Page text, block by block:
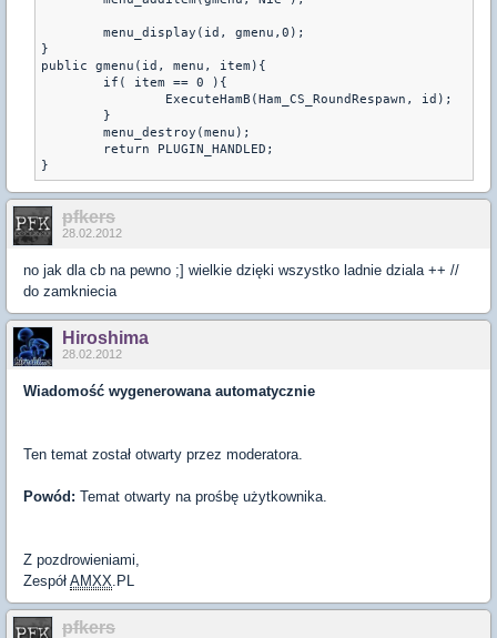
}
public gmenu(id, menu, item){
}
pfkers
28.02.2012
no jak dla cb na pewno ;] wielkie dzięki wszystko ladnie dziala ++ //
do zamkniecia
Hiroshima
28.02.2012
Wiadomość wygenerowana automatycznie
Ten temat został otwarty przez moderatora.
Powód: Temat otwarty na prośbę użytkownika.
Z pozdrowieniami,
Zespół AMXX.PL
pfkers